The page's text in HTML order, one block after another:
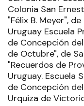
Colonia San
"Félix B. Meyer",
Uruguay Escuela
de Concepción del
de Octubre", de
"Recuerdos de
Uruguay. Escuela
de Concepción del
Urquiza de